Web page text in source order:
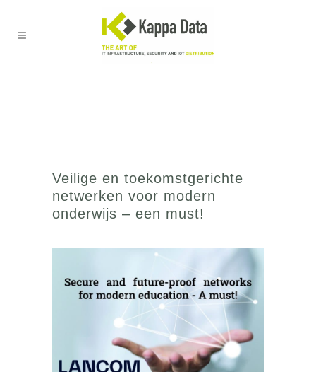
Veilige en toekomstgerichte
netwerken voor modern
onderwijs – een must!